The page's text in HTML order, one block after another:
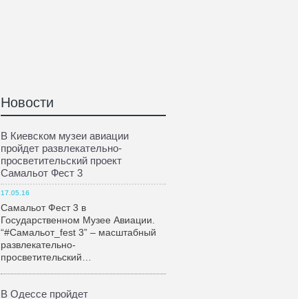
Новости
В Киевском музеи авиации
пройдет развлекательно-
просветительский проект
Самальот Фест 3
17.05.16
Самальот Фест 3 в
Государственном Музее Авиации.
“#Самальот_fest 3” – масштабный
развлекательно-
просветительский…
В Одессе пройдет